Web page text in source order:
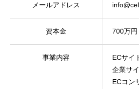
メールアドレス
資本金 700万円
事業内容
ECサイ
企業サ
ECコン